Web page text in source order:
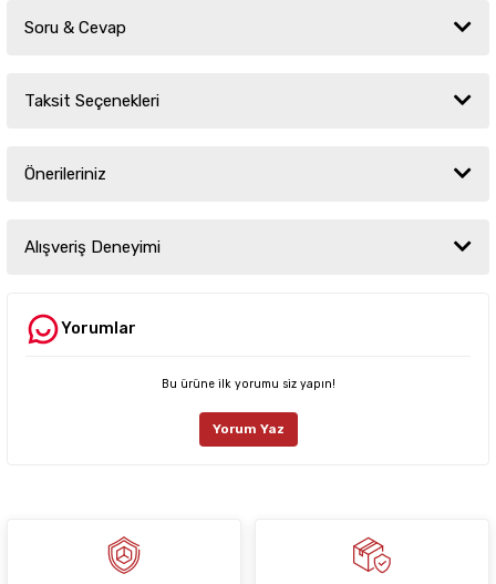
Soru & Cevap
Ürün hakkında henüz soru sorulmamış.
Taksit Seçenekleri
Önerileriniz
yetersiz gördüğünüz noktaları öneri formunu kullanarak tarafımıza
iletebilirsiniz.
Ürün resmi kalitesiz, bozuk veya görüntülenemiyor.
Ürün fiyatı diğer sitelerden daha pahalı.
Alışveriş Deneyimi
Deneyimini Paylaş
Yorumlar
Bu ürüne ilk yorumu siz yapın!
Yorum Yaz